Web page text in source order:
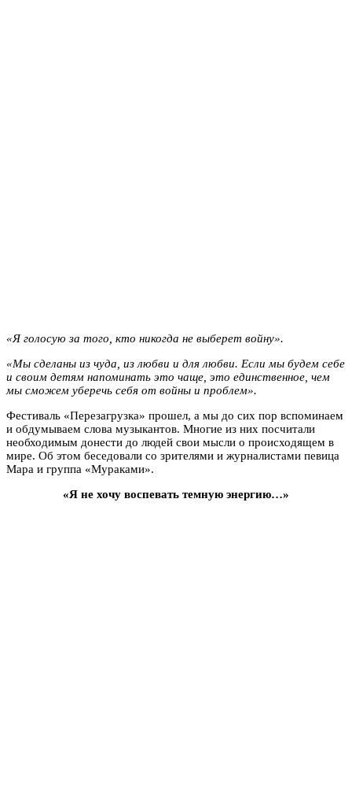
«Я голосую за того, кто никогда не выберет войну».
«Мы сделаны из чуда, из любви и для любви. Если мы будем себе
и своим детям напоминать это чаще, это единственное, чем
мы сможем уберечь себя от войны и проблем».
Фестиваль «Перезагрузка» прошел, а мы до сих пор вспоминаем
и обдумываем слова музыкантов. Многие из них посчитали
необходимым донести до людей свои мысли о происходящем в
мире. Об этом беседовали со зрителями и журналистами певица
Мара и группа «Мураками».
«Я не хочу воспевать темную энергию…»